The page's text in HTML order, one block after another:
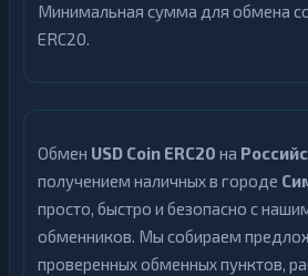
Минимальная сумма для обмена
ERC20.
Обмен USD Coin ERC20 на
получением наличных в городе
просто, быстро и безопасно с
обменников. Мы собираем
проверенных обменных пунктов,